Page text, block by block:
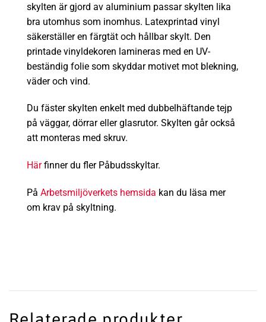
skylten är gjord av aluminium passar skylten lika
bra utomhus som inomhus. Latexprintad vinyl
säkerställer en färgtät och hållbar skylt. Den
printade vinyldekoren lamineras med en UV-
beständig folie som skyddar motivet mot blekning,
väder och vind.
Du fäster skylten enkelt med dubbelhäftande tejp
på väggar, dörrar eller glasrutor. Skylten går också
att monteras med skruv.
Här finner du fler Påbudsskyltar.
På Arbetsmiljöverkets hemsida kan du läsa mer
om krav på skyltning.